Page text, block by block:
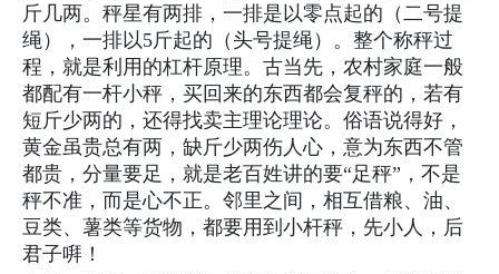
斤几两。秤星有两排，一排是以零点起的（二号提
绳），一排以5斤起的（头号提绳）。整个称秤过
程，就是利用的杠杆原理。古当先，农村家庭一般
都配有一杆小秤，买回来的东西都会复秤的，若有
短斤少两的，还得找卖主理论理论。俗语说得好，
黄金虽贵总有两，缺斤少两伤人心，意为东西不管
都贵，分量要足，就是老百姓讲的要“足秤”，不是
秤不准，而是心不正。邻里之间，相互借粮、油、
豆类、薯类等货物，都要用到小杆秤，先小人，后
君子㗑！